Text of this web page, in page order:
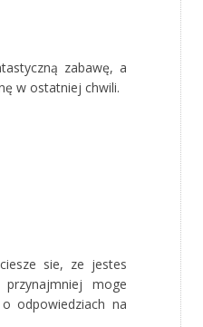
zabawę, a
w ostatniej chwili.
sie, ze jestes
moge
odpowiedziach na